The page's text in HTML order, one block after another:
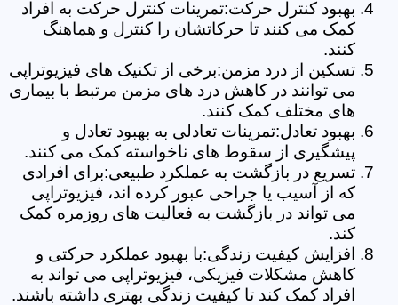
بهبود کنترل حرکت:تمرینات کنترل حرکت به افراد
کمک می کنند تا حرکاتشان را کنترل و هماهنگ
کنند.
تسکین از درد مزمن:برخی از تکنیک های فیزیوتراپی
می توانند در کاهش درد های مزمن مرتبط با بیماری
های مختلف کمک کنند.
بهبود تعادل:تمرینات تعادلی به بهبود تعادل و
پیشگیری از سقوط های ناخواسته کمک می کنند.
تسریع در بازگشت به عملکرد طبیعی:برای افرادی
که از آسیب یا جراحی عبور کرده اند، فیزیوتراپی
می تواند در بازگشت به فعالیت های روزمره کمک
کند.
افزایش کیفیت زندگی:با بهبود عملکرد حرکتی و
کاهش مشکلات فیزیکی، فیزیوتراپی می تواند به
افراد کمک کند تا کیفیت زندگی بهتری داشته باشند.